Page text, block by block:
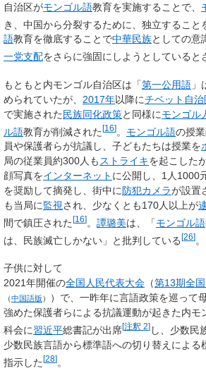
自治区がモンゴル語教育を実施することで、
き、中国から分裂するために、独立すること
語教育を徹底することで中華民族としての意
一党支配をさらに強固にしようとしていると
もともと内モンゴル自治区は「第一公用語 」
められていたが、 2017年以降にチベット自治
で実施された 民族同化政策と同様にモンゴル
ル語教育が削減された[16]。 モンゴル語の授
員や保護者らが抗議し、子どもたちは授業を
局の従業員約300人もストライキを起こしたが
顔写真をインターネット に公開し、1人1000
を奨励して摘発し、街中に防犯カメラが設置
も当局に監視され、少なくとも170人以上が
間で鎮圧された [16] 。 譚璐美は、「モンゴル語
は、民族滅亡しかない」と批判している[26]。
子供に対して
2021年開催の全国人民代表大会 （第13期全
（中国語版 ）
）で、一昨年に言語政策を巡って
強めた保護者らによる抗議運動が起きた内モ
科会に習近平総書記が出席[注釈 2] し、少数民
少数民族言語から標準語への切り替えによる
指示した[28]。